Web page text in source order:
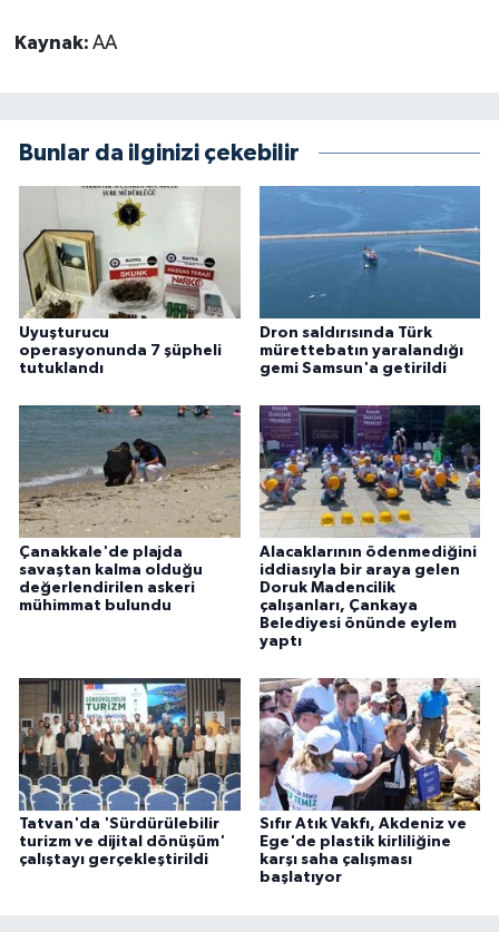
Kaynak: AA
Bunlar da ilginizi çekebilir
Uyuşturucu
operasyonunda 7 şüpheli
tutuklandı
Dron saldırısında Türk
mürettebatın yaralandığı
gemi Samsun'a getirildi
Çanakkale'de plajda
savaştan kalma olduğu
değerlendirilen askeri
mühimmat bulundu
Alacaklarının ödenmediğini
iddiasıyla bir araya gelen
Doruk Madencilik
çalışanları, Çankaya
Belediyesi önünde eylem
yaptı
Tatvan'da 'Sürdürülebilir
turizm ve dijital dönüşüm'
çalıştayı gerçekleştirildi
Sıfır Atık Vakfı, Akdeniz ve
Ege'de plastik kirliliğine
karşı saha çalışması
başlatıyor